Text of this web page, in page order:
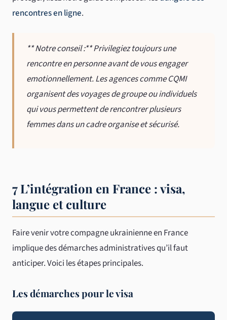
rencontres en ligne.
** Notre conseil :** Privilegiez toujours une
rencontre en personne avant de vous engager
emotionnellement. Les agences comme CQMI
organisent des voyages de groupe ou individuels
qui vous permettent de rencontrer plusieurs
femmes dans un cadre organise et sécurisé.
7 L’intégration en France : visa,
langue et culture
Faire venir votre compagne ukrainienne en France
implique des démarches administratives qu’il faut
anticiper. Voici les étapes principales.
Les démarches pour le visa